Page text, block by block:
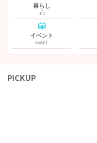
暮らし
life
イベント
event
PICKUP